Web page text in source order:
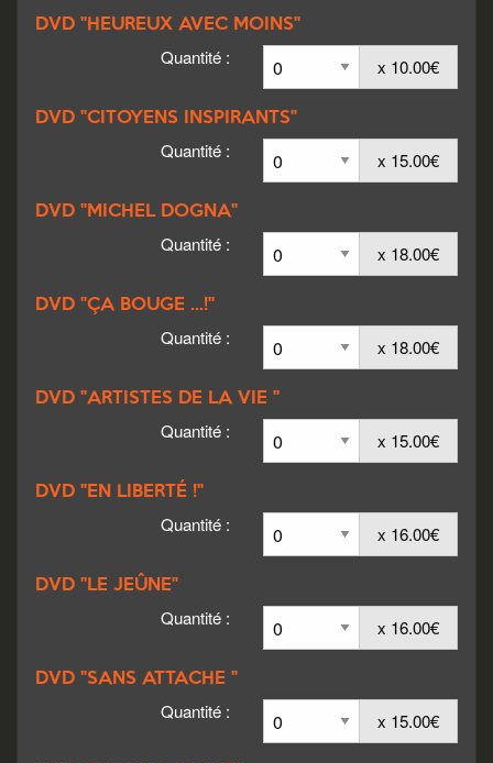
DVD "HEUREUX AVEC MOINS"
Quantité : x 10.00€
DVD "CITOYENS INSPIRANTS"
Quantité : x 15.00€
DVD "MICHEL DOGNA"
Quantité : x 18.00€
DVD "ÇA BOUGE ...!"
Quantité : x 18.00€
DVD "ARTISTES DE LA VIE "
Quantité : x 15.00€
DVD "EN LIBERTÉ !"
Quantité : x 16.00€
DVD "LE JEÛNE"
Quantité : x 16.00€
DVD "SANS ATTACHE "
Quantité : x 15.00€